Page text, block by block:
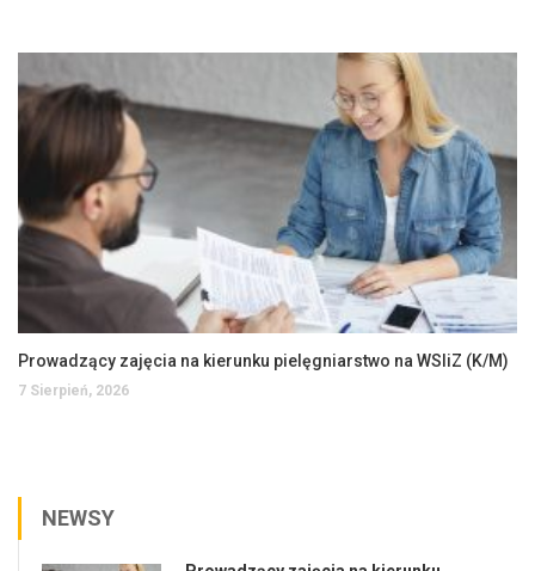
Prowadzący zajęcia na kierunku pielęgniarstwo na WSIiZ (K/M)
7 Sierpień, 2026
NEWSY